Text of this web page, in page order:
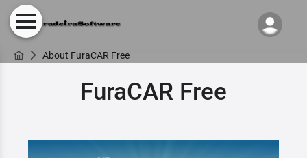
About FuraCAR Free
FuraCAR Free